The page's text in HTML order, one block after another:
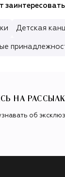
заинтересовать
Детская
НА
об